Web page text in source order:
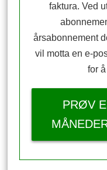
faktura. Ved
årsabonnement
vil motta en e-
for
PRØV